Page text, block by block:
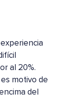
al 20%.
motivo de
del